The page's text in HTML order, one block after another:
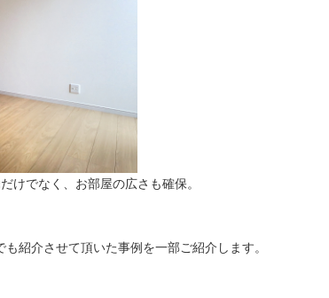
けでなく、お部屋の広さも確保。
紹介させて頂いた事例を一部ご紹介します。